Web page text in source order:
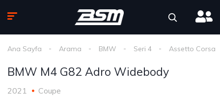
Ana Sayfa Arama BMW Seri 4 Assetto Corsa
BMW M4 G82 Adro Widebody
2021 Coupe